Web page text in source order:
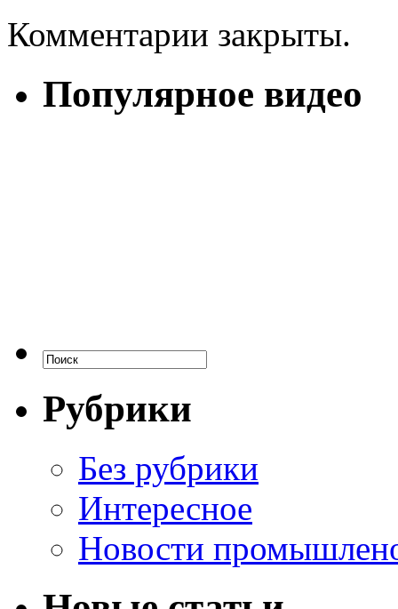
Комментарии закрыты.
Популярное видео
Рубрики
Без рубрики
Интересное
Новости